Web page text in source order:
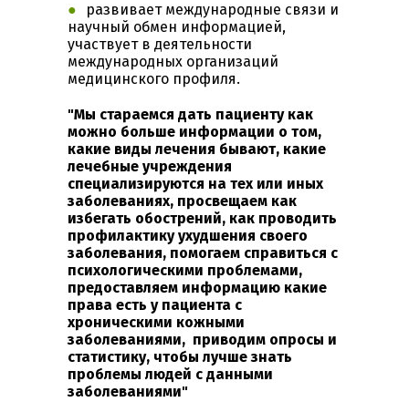
развивает международные связи и
научный обмен информацией,
участвует в деятельности
международных организаций
медицинского профиля.
"Мы стараемся дать пациенту как
можно больше информации о том,
какие виды лечения бывают, какие
лечебные учреждения
специализируются на тех или иных
заболеваниях, просвещаем как
избегать обострений, как проводить
профилактику ухудшения своего
заболевания, помогаем справиться с
психологическими проблемами,
предоставляем информацию какие
права есть у пациента с
хроническими кожными
заболеваниями, приводим опросы и
статистику, чтобы лучше знать
проблемы людей с данными
заболеваниями"